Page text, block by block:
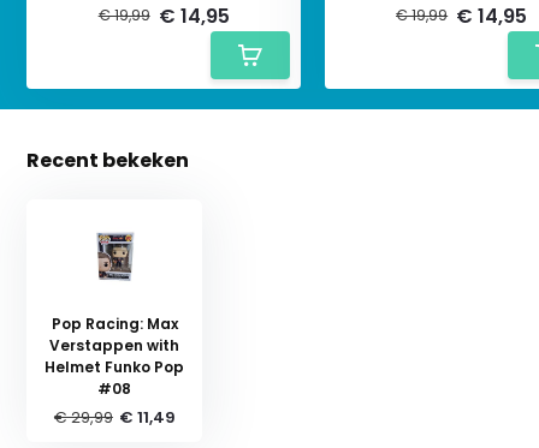
€ 19,99 € 14,95 € 19,99 € 14,95
Recent bekeken
Pop Racing: Max
Verstappen with
Helmet Funko Pop
#08
€ 29,99 € 11,49